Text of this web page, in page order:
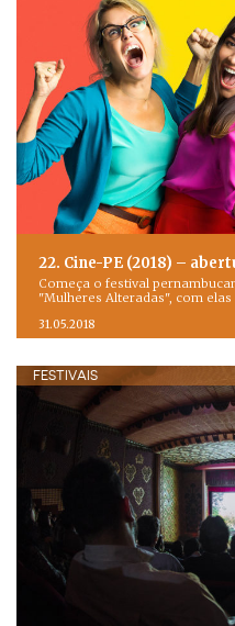
22. Cine-PE (2018) –
Começa o festival
"Mulheres Alteradas", com
31.05.2018
FESTIVAIS